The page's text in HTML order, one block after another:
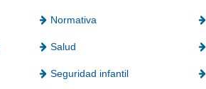
Normativa
Salud
Seguridad infantil